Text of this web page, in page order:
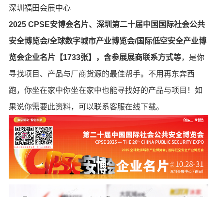
深圳福田会展中心
2025 CPSE安博会名片、深圳第二十届中国国际社会公共
安全博览会/全球数字城市产业博览会/国际低空安全产业博
览会企业名片【1733张】，含参展展商联系方式等，是你
寻找项目、产品与厂商货源的最佳帮手。不用再东奔西
跑，你坐在家中你坐在家中也能寻找好的产品与项目！如
果说你需要此资料，可以联系客服在线下载。